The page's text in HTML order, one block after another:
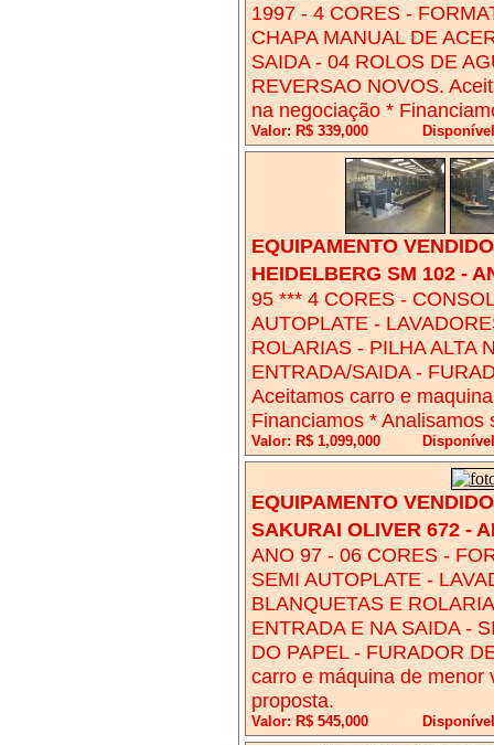
1997 - 4 CORES -
CHAPA MANUAL DE
SAIDA - 04 ROLOS DE
REVERSAO NOVOS.
na negociação *
Valor: R$ 339,000
EQUIPAMENTO
HEIDELBERG SM 102 -
95 *** 4 CORES -
AUTOPLATE -
ROLARIAS - PILHA ALTA
ENTRADA/SAIDA -
Aceitamos carro e
Financiamos * Analisamos
Valor: R$ 1,099,000
EQUIPAMENTO
SAKURAI OLIVER 672 -
ANO 97 - 06 CORES -
SEMI AUTOPLATE -
BLANQUETAS E
ENTRADA E NA SAIDA -
DO PAPEL - FURADOR
carro e máquina de menor
proposta.
Valor: R$ 545,000